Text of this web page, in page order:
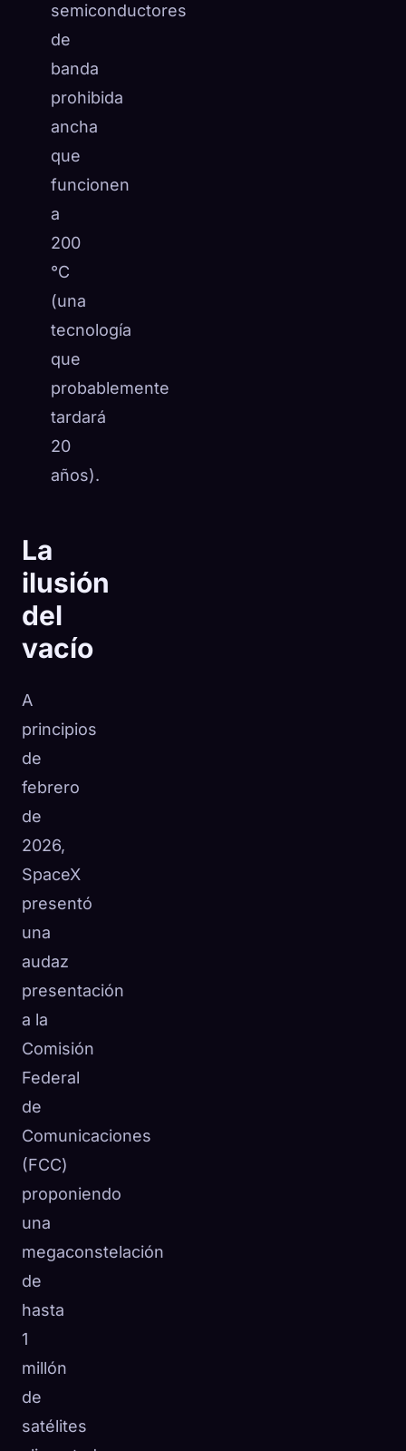
semiconductores
de
banda
prohibida
ancha
que
funcionen
a
200
°C
(una
tecnología
que
probablemente
tardará
20
años).
La
ilusión
del
vacío
A
principios
de
febrero
de
2026,
SpaceX
presentó
una
audaz
presentación
a la
Comisión
Federal
de
Comunicaciones
(FCC)
proponiendo
una
megaconstelación
de
hasta
1
millón
de
satélites